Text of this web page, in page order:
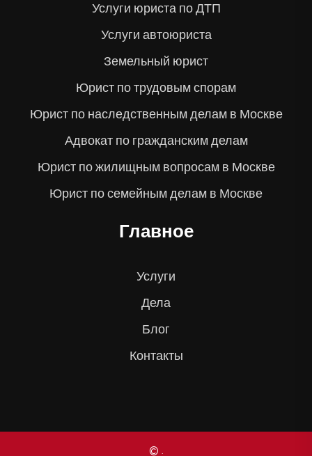
Услуги юриста по ДТП
Услуги автоюриста
Земельный юрист
Юрист по трудовым спорам
Юрист по наследственным делам в Москве
Адвокат по гражданским делам
Юрист по жилищным вопросам в Москве
Юрист по семейным делам в Москве
Главное
Услуги
Дела
Блог
Контакты
© .